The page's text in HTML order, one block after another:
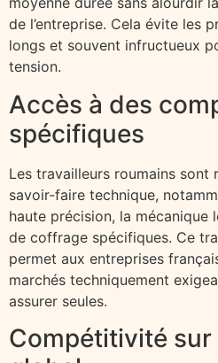
de l’entreprise. Cela évite les
longs et souvent infructueux
tension.
Accès à des
spécifiques
Les travailleurs roumains sont
savoir-faire technique,
haute précision, la mécanique
de coffrage spécifiques. Ce
permet aux entreprises
marchés techniquement
assurer seules.
Compétitivité sur